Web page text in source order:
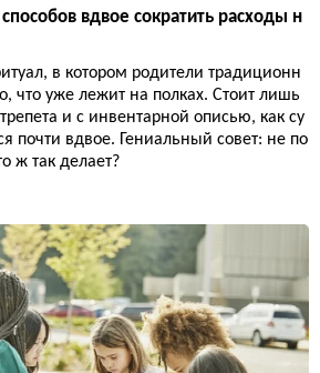
вдвое сократить расходы н
в котором родители традиционн
что уже лежит на полках. Стоит лишь
и с инвентарной описью, как су
почти вдвое. Гениальный совет: не по
ж так делает?